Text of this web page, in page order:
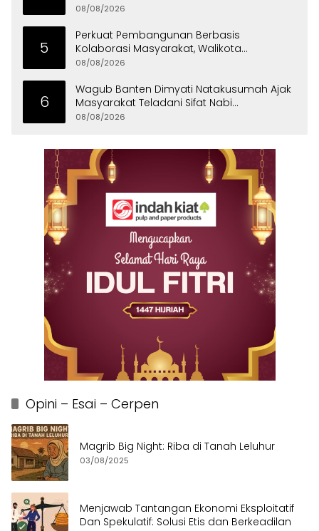
08/08/2026
5
Perkuat Pembangunan Berbasis
Kolaborasi Masyarakat, Walikota
Tangerang Raih LPM Award 2026
08/08/2026
6
Wagub Banten Dimyati Natakusumah Ajak
Masyarakat Teladani Sifat Nabi
Muhammad
08/08/2026
Opini – Esai – Cerpen
Magrib Big Night: Riba di Tanah Leluhur
03/08/2025
Menjawab Tantangan Ekonomi Eksploitatif
Dan Spekulatif: Solusi Etis dan Berkeadilan